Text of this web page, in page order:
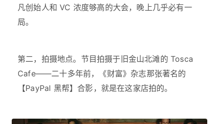
凡创始人和 VC 浓度够高的大会，晚上几乎必有一
局。
第二，拍摄地点。节目拍摄于旧金山北滩的 Tosca
Cafe——二十多年前，《财富》杂志那张著名的
【PayPal 黑帮】合影，就是在这家店拍的。